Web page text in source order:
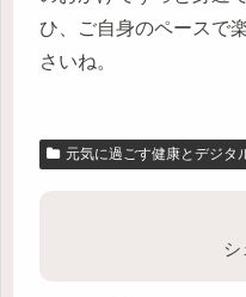
ひ、ご自身のペースで
さいね。
元気に過ごす健康とデジタ
シ